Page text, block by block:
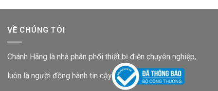
VỀ CHÚNG TÔI
Chánh Hãng là nhà phân phối thiết bị điện chuyên nghiệp,
luôn là người đồng hành tin cậy